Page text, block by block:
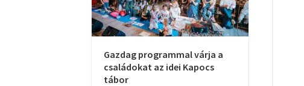
Gazdag programmal várja a
családokat az idei Kapocs
tábor